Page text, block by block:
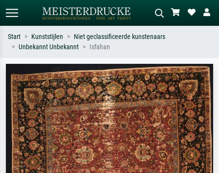
Zoek op kunstenaar, titel of stijl – bijv.
Monet, Sterrennacht, impressionisme,
Hokusai-golf, naakt.
Beschrijf de scène – bijv. groene
weide, abstract met veel rood, donker
olieverfschilderij, staand naakt naast
een boom.
Start Kunststijlen
Niet geclassificeerde kunstenaars
Unbekannt Unbekannt
Isfahan